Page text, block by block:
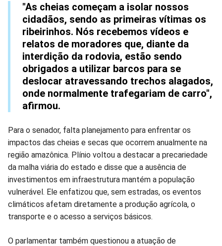
"As cheias começam a isolar nossos
cidadãos, sendo as primeiras vítimas os
ribeirinhos. Nós recebemos vídeos e
relatos de moradores que, diante da
interdição da rodovia, estão sendo
obrigados a utilizar barcos para se
deslocar atravessando trechos alagados,
onde normalmente trafegariam de carro",
afirmou.
Para o senador, falta planejamento para enfrentar os
impactos das cheias e secas que ocorrem anualmente na
região amazônica. Plínio voltou a destacar a precariedade
da malha viária do estado e disse que a ausência de
investimentos em infraestrutura mantém a população
vulnerável. Ele enfatizou que, sem estradas, os eventos
climáticos afetam diretamente a produção agrícola, o
transporte e o acesso a serviços básicos.
O parlamentar também questionou a atuação de